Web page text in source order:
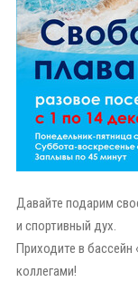
Давайте подарим
и спортивный дух.
Приходите в
коллегами!